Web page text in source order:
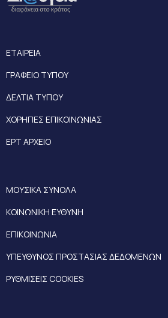
ΕΤΑΙΡΕΙΑ
ΓΡΑΦΕΙΟ ΤΥΠΟΥ
ΔΕΛΤΙΑ ΤΥΠΟΥ
ΧΟΡΗΓΙΕΣ ΕΠΙΚΟΙΝΩΝΙΑΣ
ΕΡΤ ΑΡΧΕΙΟ
ΜΟΥΣΙΚΑ ΣΥΝΟΛΑ
ΚΟΙΝΩΝΙΚΗ ΕΥΘΥΝΗ
ΕΠΙΚΟΙΝΩΝΙΑ
ΥΠΕΥΘΥΝΟΣ ΠΡΟΣΤΑΣΙΑΣ ΔΕΔΟΜΕΝΩΝ
ΡΥΘΜΙΣΕΙΣ COOKIES